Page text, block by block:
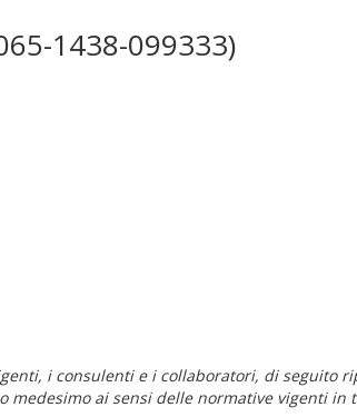
1438-099333)
i consulenti e i collaboratori, di seguito
ai sensi delle normative vigenti in